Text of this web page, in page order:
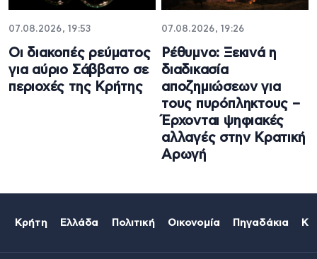
07.08.2026, 19:53
Οι διακοπές ρεύματος
για αύριο Σάββατο σε
περιοχές της Κρήτης
07.08.2026, 19:26
Ρέθυμνο: Ξεκινά η
διαδικασία
αποζημιώσεων για
τους πυρόπληκτους –
Έρχονται ψηφιακές
αλλαγές στην Κρατική
Αρωγή
Κρήτη Ελλάδα Πολιτική Οικονομία Πηγαδάκια